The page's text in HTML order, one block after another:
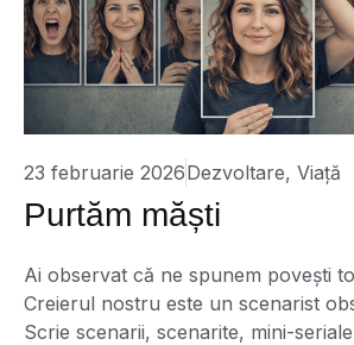
23 februarie 2026Dezvoltare, Viață
Purtăm măști
Ai observat că ne spunem povești
Creierul nostru este un scenarist
Scrie scenarii, scenarite, mini-